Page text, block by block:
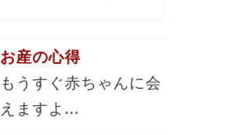
お産の心得
もうすぐ赤ちゃんに会
えますよ...